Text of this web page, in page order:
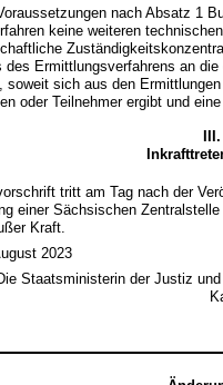
nach Absatz 1
keine weiteren
des Ermittlungsverfahrens an
soweit sich aus den
oder Teilnehmer ergibt und
tritt am Tag nach der
einer Sächsischen
Kraft.
2023
Staatsministerin der Justiz